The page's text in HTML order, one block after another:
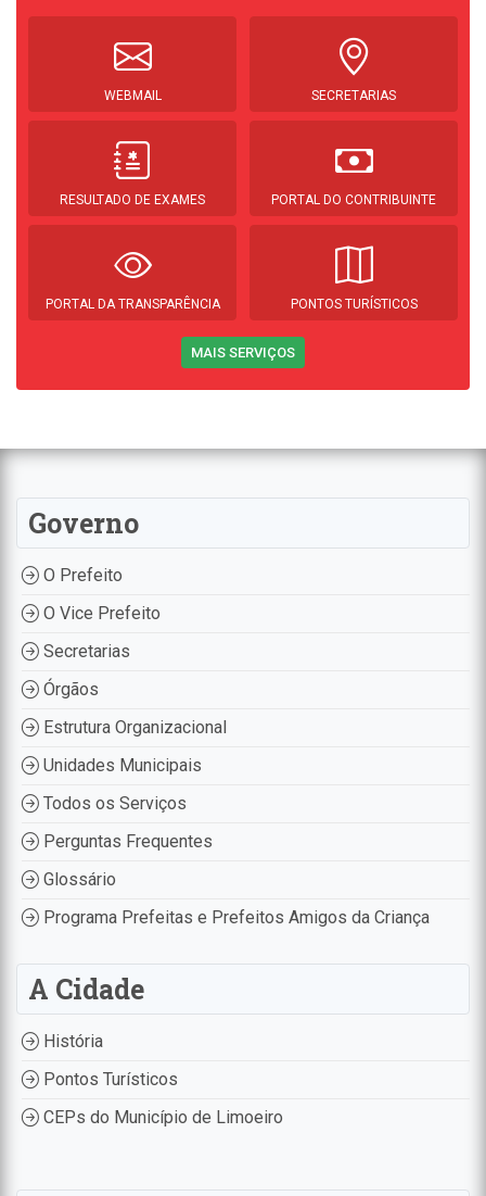
WEBMAIL SECRETARIAS
RESULTADO DE EXAMES PORTAL DO CONTRIBUINTE
PORTAL DA TRANSPARÊNCIA PONTOS TURÍSTICOS
MAIS SERVIÇOS
Governo
O Prefeito
O Vice Prefeito
Secretarias
Órgãos
Estrutura Organizacional
Unidades Municipais
Todos os Serviços
Perguntas Frequentes
Glossário
Programa Prefeitas e Prefeitos Amigos da Criança
A Cidade
História
Pontos Turísticos
CEPs do Município de Limoeiro